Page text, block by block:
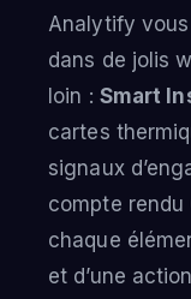
Analytify
dans de jolis
loin : Smart
cartes
signaux
compte
chaque
et d’une